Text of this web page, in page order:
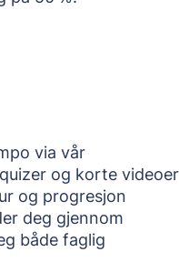
via vår
og korte videoer
og progresjon
deg gjennom
både faglig